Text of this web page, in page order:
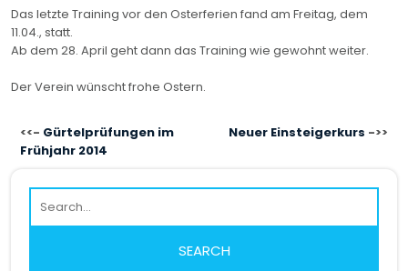
Das letzte Training vor den Osterferien fand am Freitag, dem
11.04., statt.
Ab dem 28. April geht dann das Training wie gewohnt weiter.
Der Verein wünscht frohe Ostern.
BEITRAGSNAVIGATION
Gürtelprüfungen im
Frühjahr 2014
Neuer Einsteigerkurs